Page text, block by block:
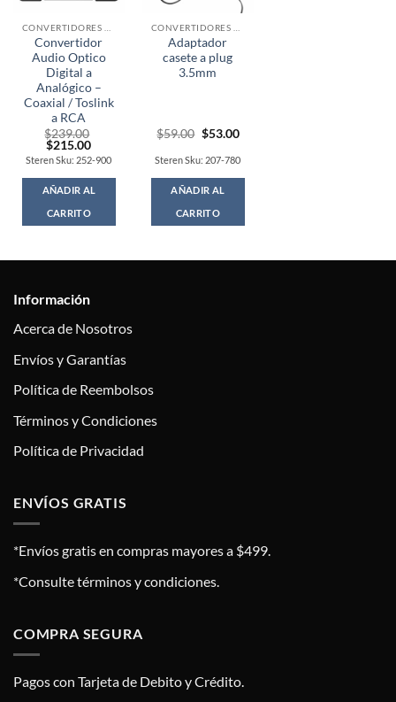
Convertidor
Audio Optico
Digital a
Analógico –
Coaxial / Toslink
a RCA
$239.00
Original
price
was:
$239.00.
$215.00Current
price
is:
$215.00.
Steren Sku: 252-900
AÑADIR AL
CARRITO
Adaptador
casete a plug
3.5mm
$59.00 Original
was:
$59.00.
$53.00Current
is:
$53.00.
Steren Sku: 207-780
AÑADIR AL
CARRITO
Información
Acerca de Nosotros
Envíos y Garantías
Política de Reembolsos
Términos y Condiciones
Política de Privacidad
ENVÍOS GRATIS
*Envíos gratis en compras mayores a $499.
*Consulte términos y condiciones.
COMPRA SEGURA
Pagos con Tarjeta de Debito y Crédito.